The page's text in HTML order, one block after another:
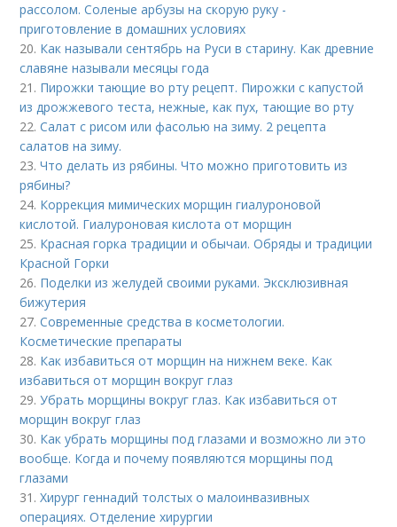
рассолом. Соленые арбузы на скорую руку -
приготовление в домашних условиях
20. Как называли сентябрь на Руси в старину. Как древние
славяне называли месяцы года
21. Пирожки тающие во рту рецепт. Пирожки с капустой
из дрожжевого теста, нежные, как пух, тающие во рту
22.Салат с рисом или фасолью на зиму. 2 рецепта
салатов на зиму.
23.Что делать из рябины. Что можно приготовить из
рябины?
24. Коррекция мимических морщин гиалуроновой
кислотой. Гиалуроновая кислота от морщин
25. Красная горка традиции и обычаи. Обряды и традиции
Красной Горки
26. Поделки из желудей своими руками. Эксклюзивная
бижутерия
27.Современные средства в косметологии.
Косметические препараты
28. Как избавиться от морщин на нижнем веке. Как
избавиться от морщин вокруг глаз
29.Убрать морщины вокруг глаз. Как избавиться от
морщин вокруг глаз
30. Как убрать морщины под глазами и возможно ли это
вообще. Когда и почему появляются морщины под
глазами
31.Хирург геннадий толстых о малоинвазивных
операциях. Отделение хирургии